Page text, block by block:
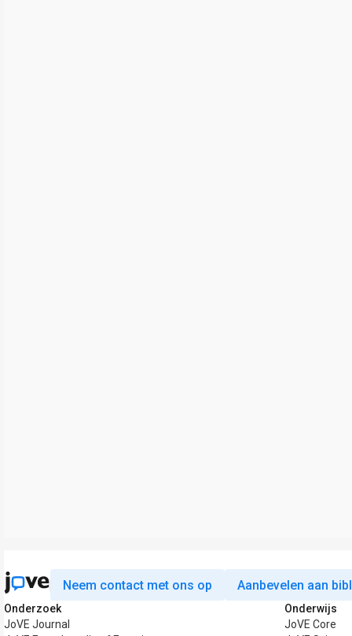
Neem contact met ons op Aanbevelen aan
Onderzoek
JoVE Journal
Onderwijs
JoVE Core